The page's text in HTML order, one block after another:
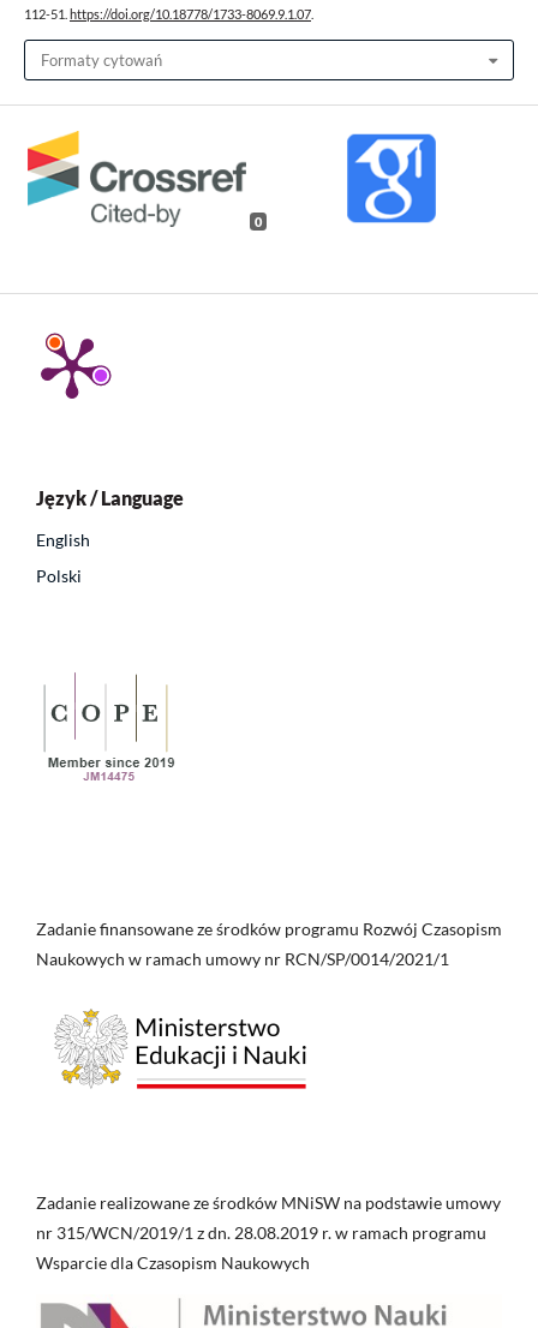
112-51. https://doi.org/10.18778/1733-8069.9.1.07
Formaty cytowań
0
Język / Language
English
Polski
Zadanie finansowane ze środków programu Rozwój Czasopism
Naukowych w ramach umowy nr RCN/SP/0014/2021/1
Zadanie realizowane ze środków MNiSW na podstawie umowy
nr 315/WCN/2019/1 z dn. 28.08.2019 r. w ramach programu
Wsparcie dla Czasopism Naukowych